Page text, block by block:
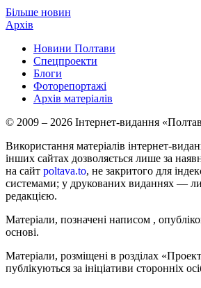
Більше новин
Архів
Новини Полтави
Спецпроекти
Блоги
Фоторепортажі
Архів матеріалів
© 2009 – 2026 Інтернет-видання
Використання матеріалів інтернет-
інших сайтах дозволяється лише за
на сайт poltava.to, не закритого для
системами; у друкованих виданнях —
редакцією.
Матеріали, позначені написом ,
основі.
Матеріали, розміщені в розділах
публікуються за ініціативи сторонніх